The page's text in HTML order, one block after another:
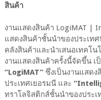
สินค้า
งานแสดงสินค้า LogiMAT |
แสดงสินค้าชั้นนําของประเท
คลังสินค้าและนําเสนอเทคโ
งานแสดงสินค้าครั้งนี้จัดขึ้น เ
“LogiMAT”ซึ่งเป็นงานแสดง
ประเทศเยอรมนี และ
ทราโลจิสติกส์ชั้นนําของประเ